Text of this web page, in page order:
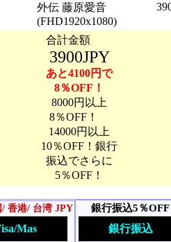
外伝 藤原愛音
(FHD1920x1080)
合計金額
3900JPY
あと4100円で
8％OFF！
8000円以上
8％OFF！
14000円以上
10％OFF！銀行
振込でさらに
5％OFF！
/ 香港/ 台湾 JPY
Mas
銀行振込5％OFF
銀行振込